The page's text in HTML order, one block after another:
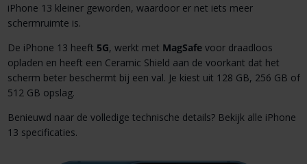
iPhone 13 kleiner geworden, waardoor er net iets meer
schermruimte is.
De iPhone 13 heeft 5G, werkt met MagSafevoor draadloos
opladen en heeft een Ceramic Shield aan de voorkant dat het
scherm beter beschermt bij een val. Je kiest uit 128 GB, 256 GB of
512 GB opslag.
Benieuwd naar de volledige technische details? Bekijk alle iPhone
13 specificaties.